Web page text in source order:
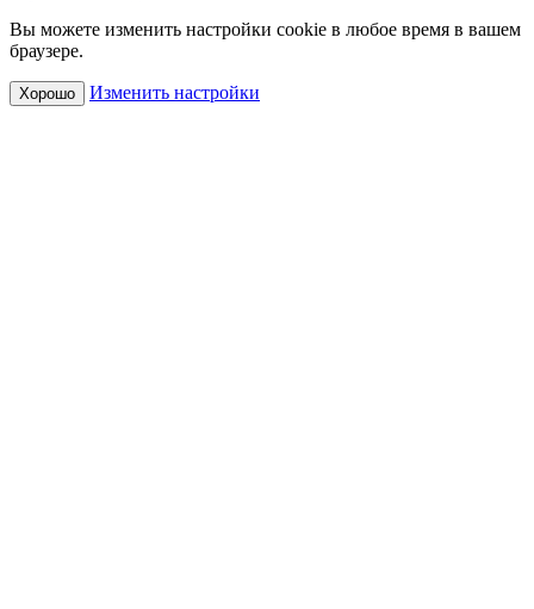
Вы можете изменить настройки cookie в любое время в вашем
браузере.
Хорошо Изменить настройки